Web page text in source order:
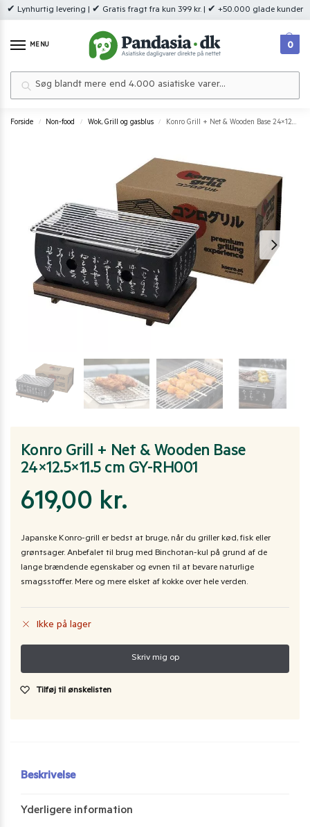
✔ Lynhurtig levering | ✔ Gratis fragt fra kun 399 kr. | ✔ +50.000 glade kunder
MENU 0
Forside / Non-food / Wok, Grill og gasblus / Konro Grill + Net & Wooden Base 24×12.5×11.5 cm GY-RH001
Konro Grill + Net & Wooden Base
24×12.5×11.5 cm GY-RH001
619,00 kr.
Japanske Konro-grill er bedst at bruge, når du griller kød, fisk eller
grøntsager. Anbefalet til brug med Binchotan-kul på grund af de
lange brændende egenskaber og evnen til at bevare naturlige
smagsstoffer. Mere og mere elsket af kokke over hele verden.
Ikke på lager
Tilføj til ønskelisten
Beskrivelse
Yderligere information